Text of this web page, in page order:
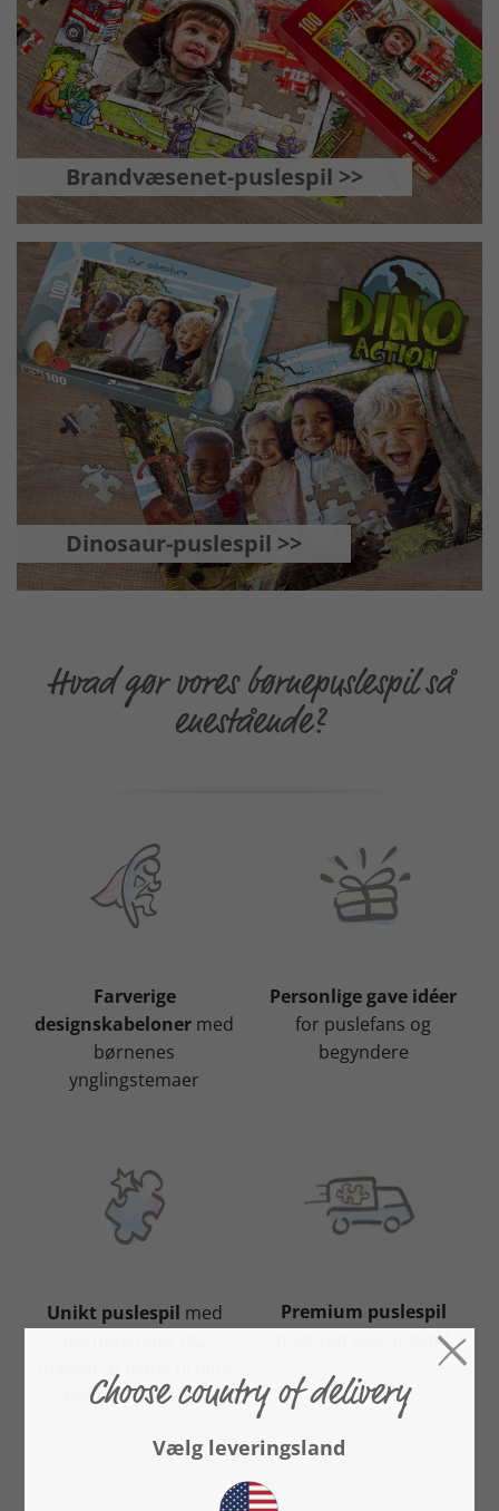
Brandvæsenet-puslespil >>
Dinosaur-puslespil >>
Hvad gør vores børnepuslespil så
enestående?
Farverige
designskabeloner med
børnenes
ynglingstemaer
Personlige gave idéer
for puslefans og
begyndere
Unikt puslespil med
masser af plads til dine
egne børnefotos
Premium puslespil
med top leveringstid